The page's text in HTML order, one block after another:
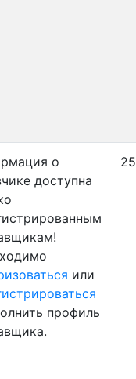
о
доступна
или
профиль